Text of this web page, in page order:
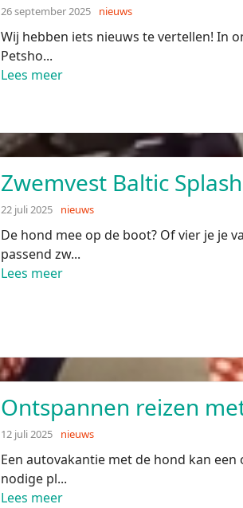
26 september 2025 nieuws
Wij hebben iets nieuws te vertellen! In
Petsho...
Lees meer
Zwemvest Baltic
22 juli 2025 nieuws
De hond mee op de boot? Of vier je je
passend zw...
Lees meer
Ontspannen reizen
12 juli 2025 nieuws
Een autovakantie met de hond kan
nodige pl...
Lees meer